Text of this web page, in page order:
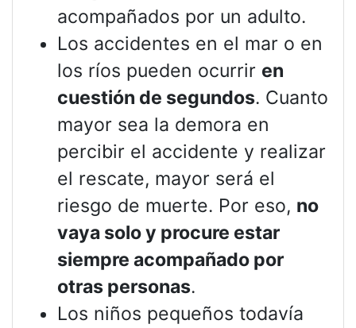
acompañados por un adulto.
Los accidentes en el mar o en
los ríos pueden ocurrir en
cuestión de segundos. Cuanto
mayor sea la demora en
percibir el accidente y realizar
el rescate, mayor será el
riesgo de muerte. Por eso, no
vaya solo y procure estar
siempre acompañado por
otras personas.
Los niños pequeños todavía